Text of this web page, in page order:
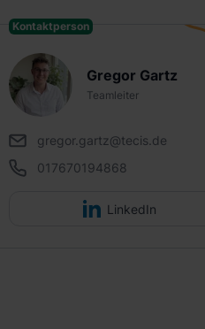
Kontaktperson
Gregor Gartz
Teamleiter
gregor.gartz@tecis.de
017670194868
LinkedIn